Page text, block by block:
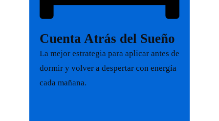
Cuenta Atrás del Sueño
La mejor estrategia para aplicar antes de
dormir y volver a despertar con energía
cada mañana.